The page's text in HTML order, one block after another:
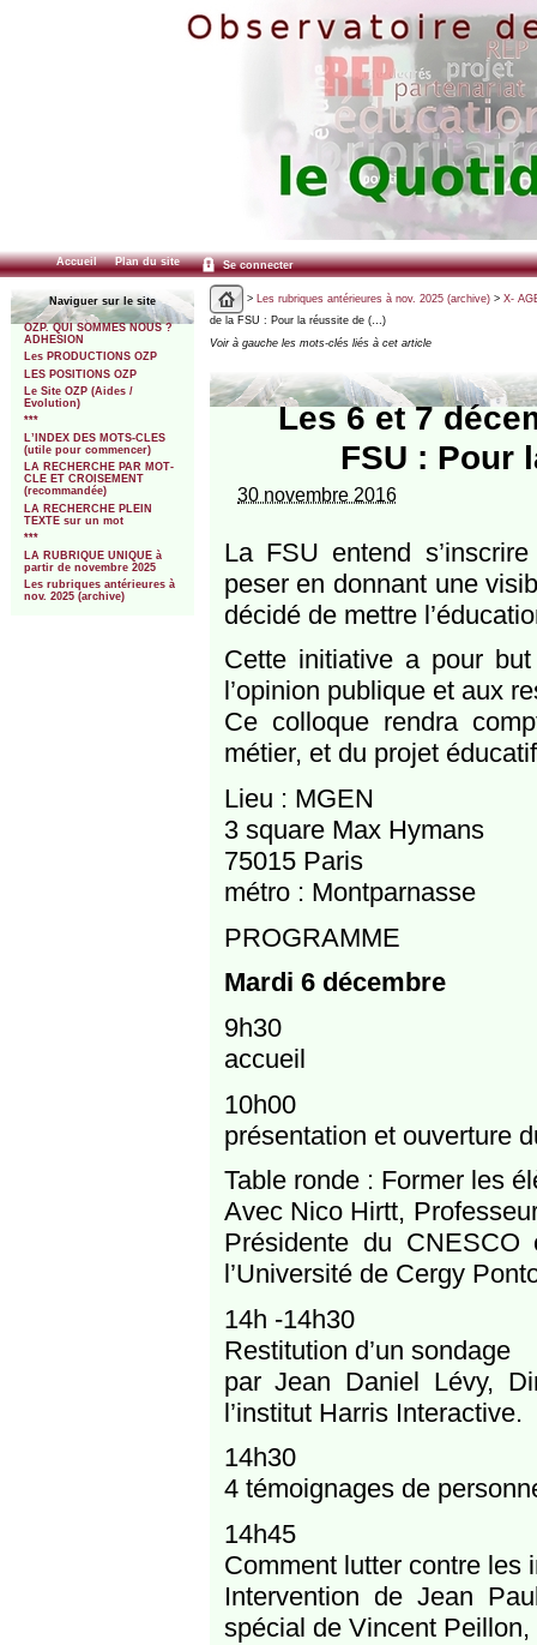
Accueil Plan du site Se connecter
Naviguer sur le site
OZP. QUI SOMMES NOUS ?
ADHESION
Les PRODUCTIONS OZP
LES POSITIONS OZP
Le Site OZP (Aides /
Evolution)
***
L’INDEX DES MOTS-CLES
(utile pour commencer)
LA RECHERCHE PAR MOT-
CLE ET CROISEMENT
(recommandée)
LA RECHERCHE PLEIN
TEXTE sur un mot
***
LA RUBRIQUE UNIQUE à
partir de novembre 2025
Les rubriques antérieures à
nov. 2025 (archive)
> Les rubriques antérieures à nov. 2025 (archive)> X-
de la FSU : Pour la réussite de (…)
Voir à gauche les mots-clés liés à cet article
Les 6 et 7
FSU : Pour
30 novembre 2016
La FSU entend
peser en donnant une
décidé de mettre
Cette initiative a pour
l’opinion publique et aux
Ce colloque rendra
métier, et du projet
Lieu : MGEN
3 square Max Hymans
75015 Paris
métro : Montparnasse
PROGRAMME
Mardi 6 décembre
9h30
accueil
10h00
présentation et ouverture
Table ronde : Former les
Avec Nico Hirtt,
Présidente du
l’Université de Cergy
14h -14h30
Restitution d’un sondage
par Jean Daniel Lévy,
l’institut Harris Interactive.
14h30
4 témoignages de
14h45
Comment lutter contre les
Intervention de Jean
spécial de Vincent